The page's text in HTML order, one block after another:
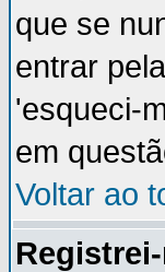
que se
entrar
'esqueci-
em
Voltar ao